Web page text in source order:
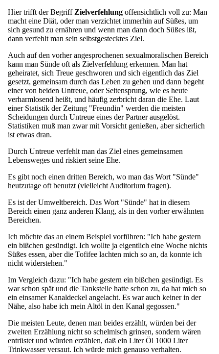
Hier trifft der Begriff Zielverfehlung offensichtlich voll zu: Man
macht eine Diät, oder man verzichtet immerhin auf Süßes, um
sich gesund zu ernähren und wenn man dann doch Süßes ißt,
dann verfehlt man sein selbstgestecktes Ziel.
Auch auf den vorher angesprochenen sexualmoralischen Bereich
kann man Sünde oft als Zielverfehlung erkennen. Man hat
geheiratet, sich Treue geschworen und sich eigentlich das Ziel
gesetzt, gemeinsam durch das Leben zu gehen und dann begeht
einer von beiden Untreue, oder Seitensprung, wie es heute
verharmlosend heißt, und häufig zerbricht daran die Ehe. Laut
einer Statistik der Zeitung "Freundin" werden die meisten
Scheidungen durch Untreue eines der Partner ausgelöst.
Statistiken muß man zwar mit Vorsicht genießen, aber sicherlich
ist etwas dran.
Durch Untreue verfehlt man das Ziel eines gemeinsamen
Lebensweges und riskiert seine Ehe.
Es gibt noch einen dritten Bereich, wo man das Wort "Sünde"
heutzutage oft benutzt (vielleicht Auditorium fragen).
Es ist der Umweltbereich. Das Wort "Sünde" hat in diesem
Bereich einen ganz anderen Klang, als in den vorher erwähnten
Bereichen.
Ich möchte das an einem Beispiel vorführen: "Ich habe gestern
ein bißchen gesündigt. Ich wollte ja eigentlich eine Woche nichts
Süßes essen, aber die Tofifee lachten mich so an, da konnte ich
nicht widerstehen."
Im Vergleich dazu: "Ich habe gestern ein bißchen gesündigt. Es
war schon spät und die Tankstelle hatte schon zu, da hat mich so
ein einsamer Kanaldeckel angelacht. Es war auch keiner in der
Nähe, also habe ich mein Altöl in den Kanal gegossen."
Die meisten Leute, denen man beides erzählt, würden bei der
zweiten Erzählung nicht so schelmisch grinsen, sondern wären
entrüstet und würden erzählen, daß ein Liter Öl 1000 Liter
Trinkwasser versaut. Ich würde mich genauso verhalten.